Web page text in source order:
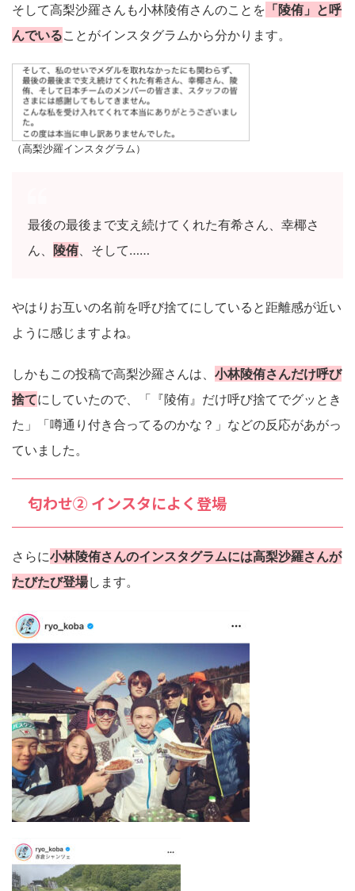
そして高梨沙羅さんも小林陵侑さんのことを 「陵侑」と呼
んでいることがインスタグラムから分かります。
（高梨沙羅インスタグラム）
最後の最後まで支え続けてくれた有希さん、幸椰さ
ん、 陵侑 、そして……
やはりお互いの名前を呼び捨てにしていると距離感が近い
ように感じますよね。
しかもこの投稿で高梨沙羅さんは、 小林陵侑さんだけ呼び
捨てにしていたので、「『陵侑』だけ呼び捨てでグッとき
た」「噂通り付き合ってるのかな？」などの反応があがっ
ていました。
匂わせ② インスタによく登場
さらに小林陵侑さんのインスタグラムには高梨沙羅さんが
たびたび登場します。